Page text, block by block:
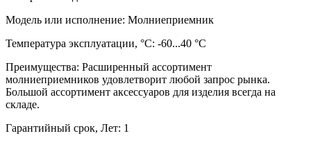
Модель или исполнение: Молниеприемник
Температура эксплуатации, °C: -60...40 °C
Преимущества: Расширенный ассортимент
молниеприемников удовлетворит любой запрос рынка.
Большой ассортимент аксессуаров для изделия всегда на
складе.
Гарантийный срок, Лет: 1